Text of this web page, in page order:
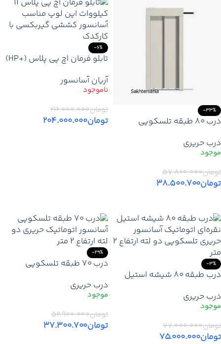
-33%
درب 80 طبقه تلسکوپی
ارتفاع 2 متر
درب حریری
تومان۵۷.۸۰۰.۰۰۰
تومان۳۸.۵۰۰.۷۰۰
-6%
تابلو فرمان اچ پی پلاس (+HP)
– قیمت و خرید
آریان آسانسور
تومان۲۱۶.۰۰۰.۰۰۰
تومان۲۰۴.۰۰۰.۰۰۰
-3%
درب طبقه 80 شیشه استیل
متر
درب حریری
تومان۷۷.۰۰۰.۰۰۰
تومان۷۵.۰۰۰.۰۰۰
-29%
درب 70 طبقه تلسکوپی
ارتفاع 2 متر
درب حریری
تومان۵۲.۹۰۰.۰۰۰
تومان۳۷.۳۰۰.۷۰۰